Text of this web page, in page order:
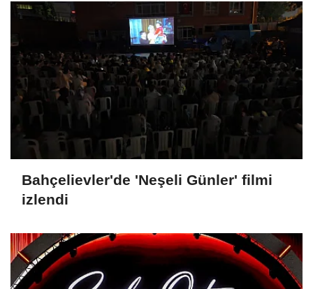
Bahçelievler'de 'Neşeli Günler' filmi
izlendi